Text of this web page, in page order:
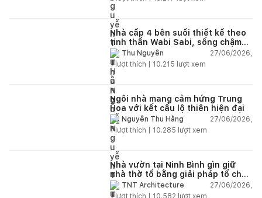
Nhà cấp 4 bên suối thiết kế theo
tinh thần Wabi Sabi, sống chậm
giữa thiên nhiên
Thu Nguyễn
27/06/2026,
1lượt thích | 10.215 lượt xem
Ngôi nhà mang cảm hứng Trung
Hoa với kết cấu lộ thiên hiện đại
Nguyễn Thu Hằng
27/06/2026,
1lượt thích | 10.285 lượt xem
Nhà vườn tại Ninh Bình gìn giữ
nhà thờ tổ bằng giải pháp tổ chức
lại không gian
TNT Architecture
27/06/2026,
1lượt thích | 10.582 lượt xem